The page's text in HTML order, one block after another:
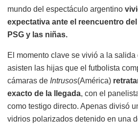
mundo del espectáculo argentino
expectativa ante el reencuentro
PSG y las niñas.
El momento clave se vivió a la
asisten las hijas que el futbolista
cámaras de Intrusos(América)
exacto de la llegada, con el
como testigo directo. Apenas divisó
vidrios polarizados detenido en una